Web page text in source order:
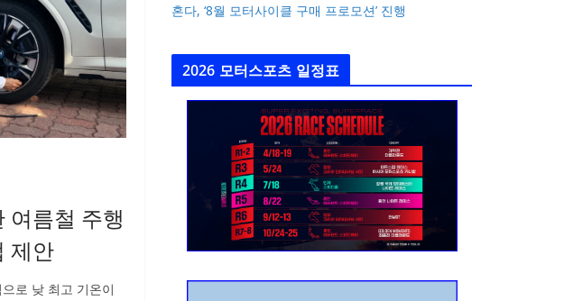
여름철 주행
제안
로 낮 최고 기온이
혼다, ‘8월 모터사이클 구매 프로모션’ 진행
2026 모터스포츠 일정표